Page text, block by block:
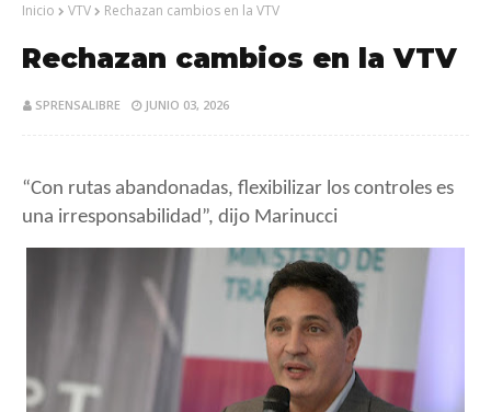
Inicio VTV Rechazan cambios en la VTV
Rechazan cambios en la VTV
SPRENSALIBRE JUNIO 03, 2026
“Con rutas abandonadas, flexibilizar los controles es
una irresponsabilidad”, dijo Marinucci